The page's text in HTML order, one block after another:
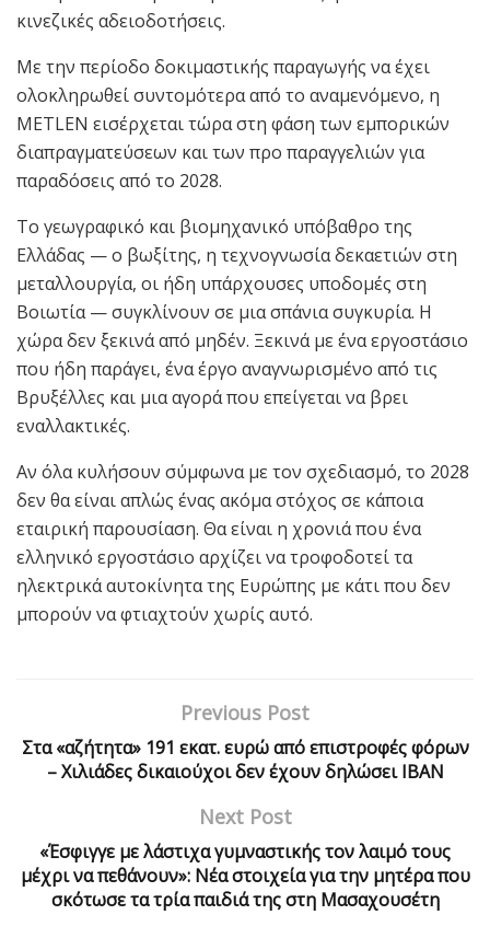
κινεζικές αδειοδοτήσεις.
Με την περίοδο δοκιμαστικής παραγωγής να έχει
ολοκληρωθεί συντομότερα από το αναμενόμενο, η
METLEN εισέρχεται τώρα στη φάση των εμπορικών
διαπραγματεύσεων και των προ παραγγελιών για
παραδόσεις από το 2028.
Το γεωγραφικό και βιομηχανικό υπόβαθρο της
Ελλάδας — ο βωξίτης, η τεχνογνωσία δεκαετιών στη
μεταλλουργία, οι ήδη υπάρχουσες υποδομές στη
Βοιωτία — συγκλίνουν σε μια σπάνια συγκυρία. Η
χώρα δεν ξεκινά από μηδέν. Ξεκινά με ένα εργοστάσιο
που ήδη παράγει, ένα έργο αναγνωρισμένο από τις
Βρυξέλλες και μια αγορά που επείγεται να βρει
εναλλακτικές.
Αν όλα κυλήσουν σύμφωνα με τον σχεδιασμό, το 2028
δεν θα είναι απλώς ένας ακόμα στόχος σε κάποια
εταιρική παρουσίαση. Θα είναι η χρονιά που ένα
ελληνικό εργοστάσιο αρχίζει να τροφοδοτεί τα
ηλεκτρικά αυτοκίνητα της Ευρώπης με κάτι που δεν
μπορούν να φτιαχτούν χωρίς αυτό.
Previous Post
Στα «αζήτητα» 191 εκατ. ευρώ από επιστροφές φόρων
– Χιλιάδες δικαιούχοι δεν έχουν δηλώσει IBAN
Next Post
«Έσφιγγε με λάστιχα γυμναστικής τον λαιμό τους
μέχρι να πεθάνουν»: Νέα στοιχεία για την μητέρα που
σκότωσε τα τρία παιδιά της στη Μασαχουσέτη